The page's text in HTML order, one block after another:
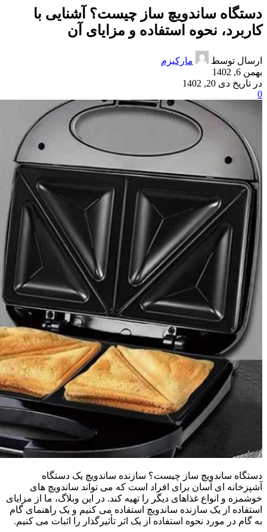
دستگاه ساندویچ ساز چیست؟ آشنایی با
کاربرد، نحوه استفاده و مزایای آن
ارسال توسط
مارکیزم
بهمن 6, 1402
در تاریخ دی 20, 1402
0
دستگاه ساندویچ ساز چیست؟ سازنده ساندویچ یک دستگاه
آشپزخانه ای آسان برای افراد است که می تواند ساندویچ های
خوشمزه و انواع غذاهای دیگر را تهیه کند. در این وبلاگ، ما از مزایای
استفاده از یک سازنده ساندویچ استفاده می کنیم و یک راهنمای گام
به گام در مورد نحوه استفاده از یک اثر تأثیرگذار را اثبات می کنیم.